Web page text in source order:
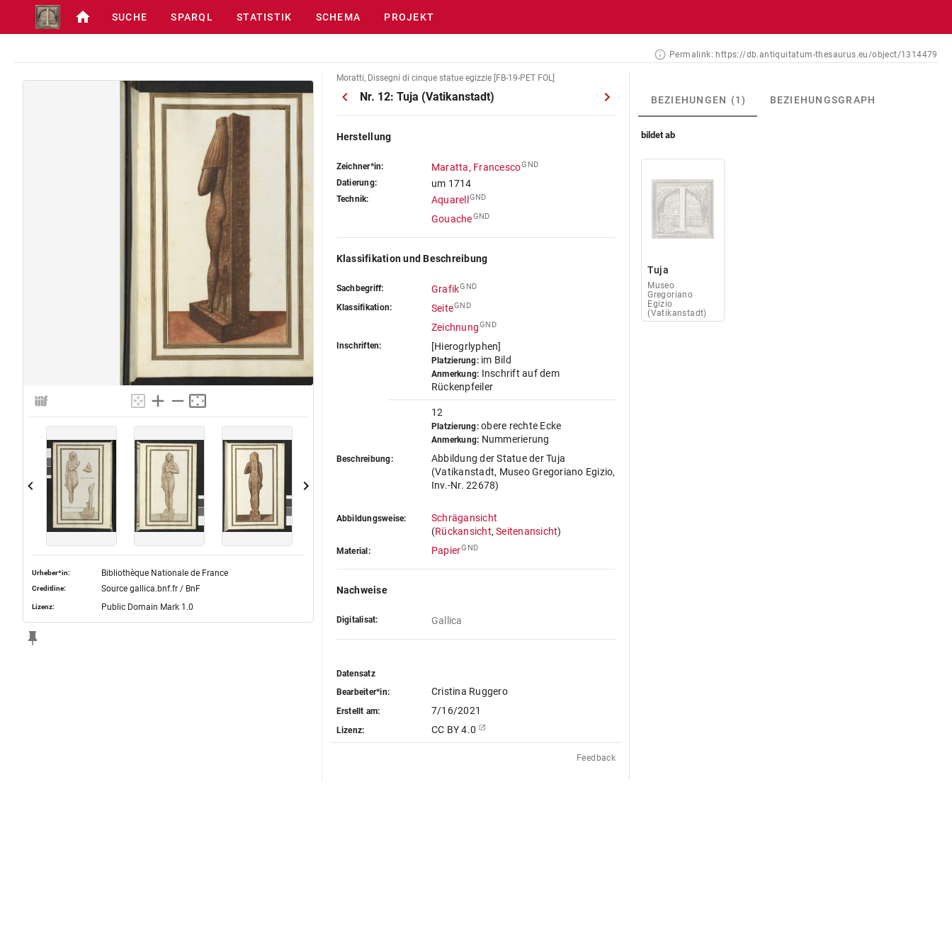
SUCHE SPARQL STATISTIK SCHEMA PROJEKT
Permalink: https://db.antiquitatum-thesaurus.eu/object/1314479
Urheber*in: Bibliothèque Nationale de France
Creditline: Source gallica.bnf.fr / BnF
Lizenz: Public Domain Mark 1.0
Moratti, Dissegni di cinque statue egizzie [FB-19-PET FOL]
Nr. 12: Tuja (Vatikanstadt)
Herstellung
Zeichner*in: Maratta, FrancescoGND
Datierung: um 1714
Technik: Aquarell GND
GouacheGND
Klassifikation und Beschreibung
Sachbegriff: GrafikGND
Klassifikation: SeiteGND
ZeichnungGND
Inschriften: [Hierogrlyphen]
Platzierung:im Bild
Anmerkung: Inschrift auf dem
Rückenpfeiler
12
Platzierung:obere rechte Ecke
Anmerkung: Nummerierung
Beschreibung:
Abbildung der Statue der Tuja
(Vatikanstadt, Museo Gregoriano Egizio,
Inv.-Nr. 22678)
Abbildungsweise:
Schrägansicht
(Rückansicht, Seitenansicht)
Material: PapierGND
Nachweise
Digitalisat: Gallica
Datensatz
Bearbeiter*in:
Cristina Ruggero
Erstellt am: 7/16/2021
Lizenz: CC BY 4.0
Feedback
BEZIEHUNGEN (1) BEZIEHUNGSGRAPH
bildet ab
Tuja
Museo
Gregoriano
Egizio
(Vatikanstadt)